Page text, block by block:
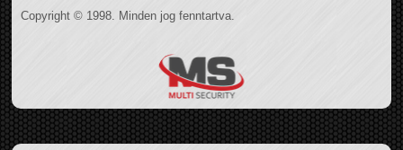
Copyright © 1998. Minden jog fenntartva.